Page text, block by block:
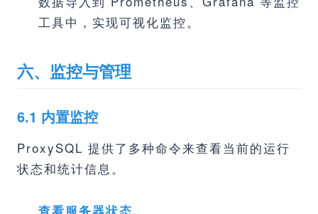
工具中，实现可视化监控。
六、监控与管理
6.1 内置监控
ProxySQL 提供了多种命令来查看当前的运行
状态和统计信息。
查看服务器状态